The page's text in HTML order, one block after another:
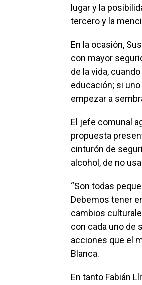
lugar y la
tercero y la
En la ocasión,
con mayor
de la vida,
educación; si
empezar a
El jefe comunal
propuesta
cinturón de
alcohol, de no
“Son todas
Debemos tener
cambios
con cada uno de
acciones que el
Blanca.
En tanto Fabián